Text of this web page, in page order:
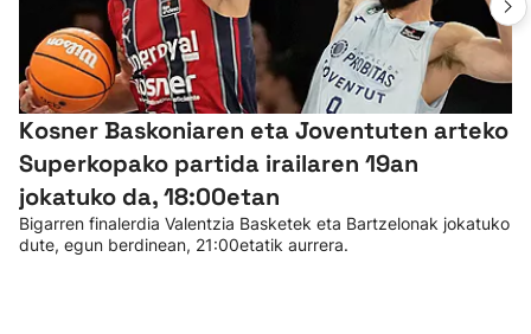
Kosner Baskoniaren eta Joventuten arteko
Superkopako partida irailaren 19an
jokatuko da, 18:00etan
Bigarren finalerdia Valentzia Basketek eta Bartzelonak jokatuko
dute, egun berdinean, 21:00etatik aurrera.